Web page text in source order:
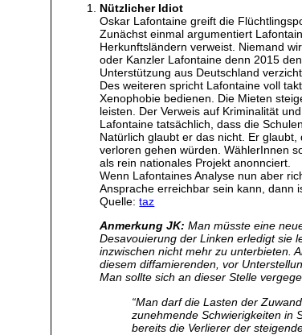
Nützlicher Idiot
Oskar Lafontaine greift die
Zunächst einmal argumentiert
Herkunftsländern verweist. Niemand
oder Kanzler Lafontaine denn 2015
Unterstützung aus Deutschland
Des weiteren spricht Lafontaine voll
Xenophobie bedienen. Die Mieten
leisten. Der Verweis auf Kriminalität
Lafontaine tatsächlich, dass die
Natürlich glaubt er das nicht. Er
verloren gehen würden. WählerInnen
als rein nationales Projekt anonnciert.
Wenn Lafontaines Analyse nun aber
Ansprache erreichbar sein kann, dann
Quelle:taz
Anmerkung JK: Man müsste eine
Desavouierung der Linken erledigt sie
inzwischen nicht mehr zu unterbieten.
diesem diffamierenden, vor
Man sollte sich an dieser Stelle
“Man darf die Lasten der
zunehmende Schwierigkeiten in
bereits die Verlierer der